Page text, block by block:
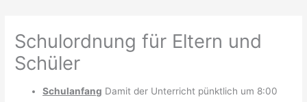
Schulordnung für Eltern und
Schüler
Schulanfang Damit der Unterricht pünktlich um 8:00